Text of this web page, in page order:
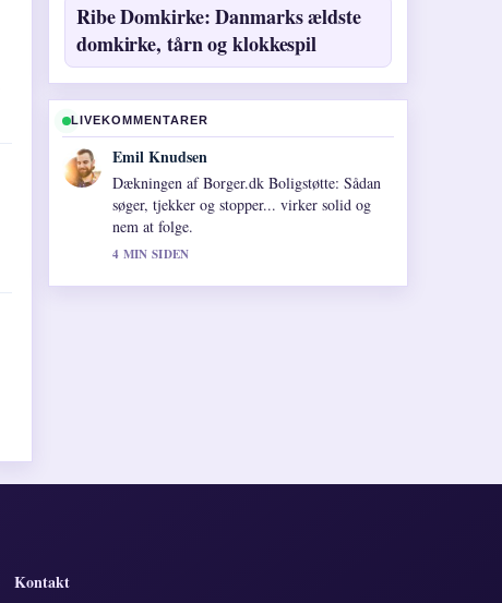
Ribe Domkirke: Danmarks ældste
domkirke, tårn og klokkespil
LIVEKOMMENTARER
Emil Knudsen
Dækningen af Borger.dk Boligstøtte: Sådan
søger, tjekker og stopper... virker solid og
nem at folge.
4 MIN SIDEN
Kontakt